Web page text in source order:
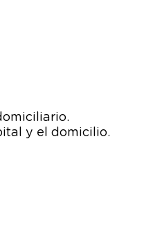
y el domicilio.